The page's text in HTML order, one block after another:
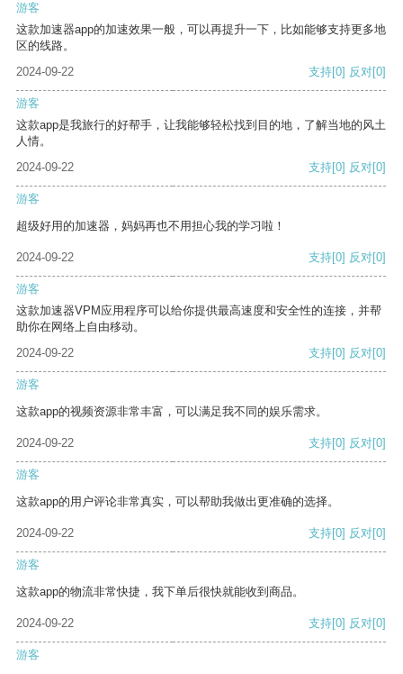
游客
这款加速器app的加速效果一般，可以再提升一下，比如能够支持更多地
区的线路。
2024-09-22
支持[0] 反对[0]
游客
这款app是我旅行的好帮手，让我能够轻松找到目的地，了解当地的风土
人情。
2024-09-22
支持[0] 反对[0]
游客
超级好用的加速器，妈妈再也不用担心我的学习啦！
2024-09-22 支持[0] 反对[0]
游客
这款加速器VPM应用程序可以给你提供最高速度和安全性的连接，并帮
助你在网络上自由移动。
2024-09-22
支持[0] 反对[0]
游客
这款app的视频资源非常丰富，可以满足我不同的娱乐需求。
2024-09-22 支持[0] 反对[0]
游客
这款app的用户评论非常真实，可以帮助我做出更准确的选择。
2024-09-22 支持[0] 反对[0]
游客
这款app的物流非常快捷，我下单后很快就能收到商品。
2024-09-22 支持[0] 反对[0]
游客